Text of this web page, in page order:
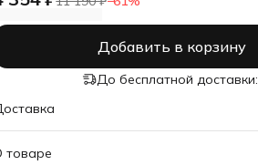
Добавить в корзину
До бесплатной доставки:
товаре